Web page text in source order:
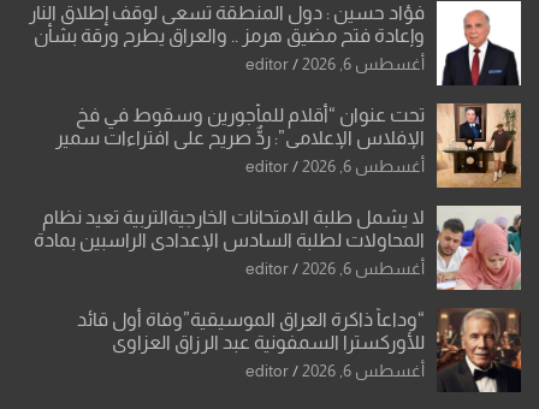
فؤاد حسين : دول المنطقة تسعى لوقف إطلاق النار
وإعادة فتح مضيق هرمز .. والعراق يطرح ورقة بشأن
تحولات القدس
أغسطس 6, 2026 editor
تحت عنوان “أقلام للمأجورين وسقوط في فخ
الإفلاس الإعلامي”: ردٌّ صريح على افتراءات سمير
الشكرجي
أغسطس 6, 2026 editor
لا يشمل طلبة الامتحانات الخارجيةالتربية تعيد نظام
المحاولات لطلبة السادس الإعدادي الراسبين بمادة
أو مادتين
أغسطس 6, 2026 editor
“وداعاً ذاكرة العراق الموسيقية”وفاة أول قائد
للأوركسترا السمفونية عبد الرزاق العزاوي
أغسطس 6, 2026 editor